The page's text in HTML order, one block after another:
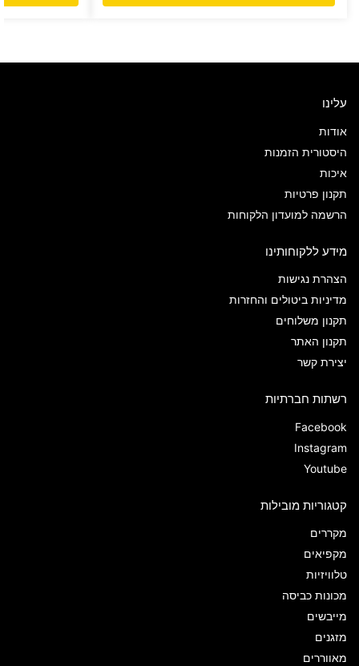
עלינו
אודות
היסטורית הזמנות
איכות
תקנון פרטיות
הרשמה למועדון הלקוחות
מידע ללקוחותינו
הצהרת נגישות
מדיניות ביטולים והחזרות
תקנון משלוחים
תקנון האתר
יצירת קשר
רשתות חברתיות
Facebook
Instagram
Youtube
קטגוריות מובילות
מקררים
מקפיאים
טלוויזיות
מכונות כביסה
מייבשים
מזגנים
מאווררים